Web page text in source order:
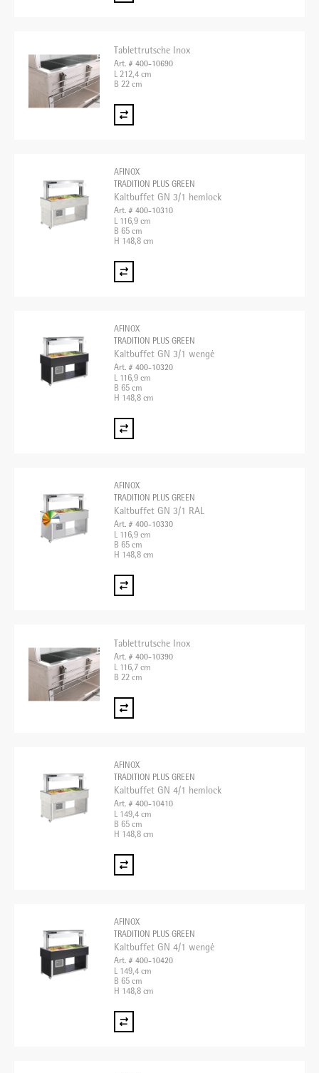
Tablettrutsche Inox
Art. # 400-10690
L 212,4 cm
B 22 cm
AFINOX
TRADITION PLUS GREEN
Kaltbuffet GN 3/1 hemlock
Art. # 400-10310
L 116,9 cm
B 65 cm
H 148,8 cm
AFINOX
TRADITION PLUS GREEN
Kaltbuffet GN 3/1 wengé
Art. # 400-10320
L 116,9 cm
B 65 cm
H 148,8 cm
AFINOX
TRADITION PLUS GREEN
Kaltbuffet GN 3/1 RAL
Art. # 400-10330
L 116,9 cm
B 65 cm
H 148,8 cm
Tablettrutsche Inox
Art. # 400-10390
L 116,7 cm
B 22 cm
AFINOX
TRADITION PLUS GREEN
Kaltbuffet GN 4/1 hemlock
Art. # 400-10410
L 149,4 cm
B 65 cm
H 148,8 cm
AFINOX
TRADITION PLUS GREEN
Kaltbuffet GN 4/1 wengé
Art. # 400-10420
L 149,4 cm
B 65 cm
H 148,8 cm